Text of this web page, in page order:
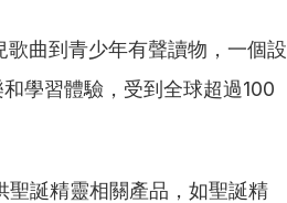
歌曲到青少年有聲讀物，一個設
學習體驗，受到全球超過100
聖誕精靈相關產品，如聖誕精